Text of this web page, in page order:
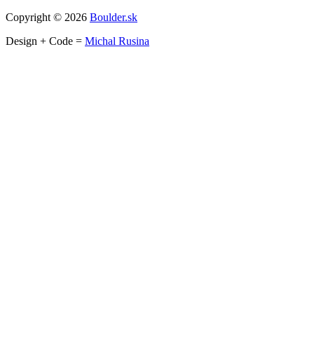
Copyright © 2026 Boulder.sk
Design + Code = Michal Rusina